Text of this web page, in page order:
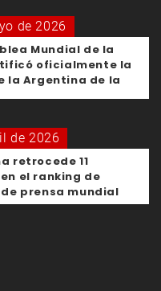
de 2026
Mundial de la
oficialmente la
la Argentina de la
de 2026
retrocede 11
el ranking de
prensa mundial